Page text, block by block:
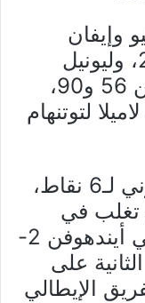
وإيفان
راكيتيتش في الدقائق 2 و28، وليونيل
ميسي “هدفين” في الدقيقتين 56 و90،
لتوتنهام
وارتفع رصيد الفريق الكاتالوني لـ6 نقاط،
تغلب في
التوقيت ذاته على بي إس في أيندهوفن 2-
على
الإيطالي